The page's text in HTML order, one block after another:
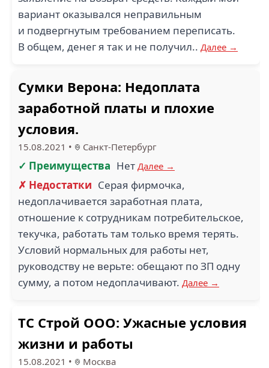
вариант оказывался неправильным
и подвергнутым требованием переписать.
В общем, денег я так и не получил.. Далее →
Сумки Верона: Недоплата
заработной платы и плохие
условия.
15.08.2021 • Санкт-Петербург
✓ Преимущества Нет Далее →
✗ Недостатки Серая фирмочка,
недоплачивается заработная плата,
отношение к сотрудникам потребительское,
текучка, работать там только время терять.
Условий нормальных для работы нет,
руководству не верьте: обещают по ЗП одну
сумму, а потом недоплачивают. Далее →
ТС Строй ООО: Ужасные условия
жизни и работы
15.08.2021 • Москва